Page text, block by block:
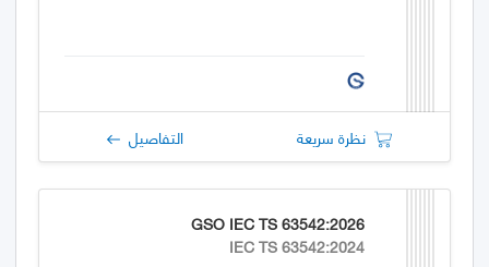
نظرة سريعة التفاصيل
GSO IEC TS 63542:2026
IEC TS 63542:2024